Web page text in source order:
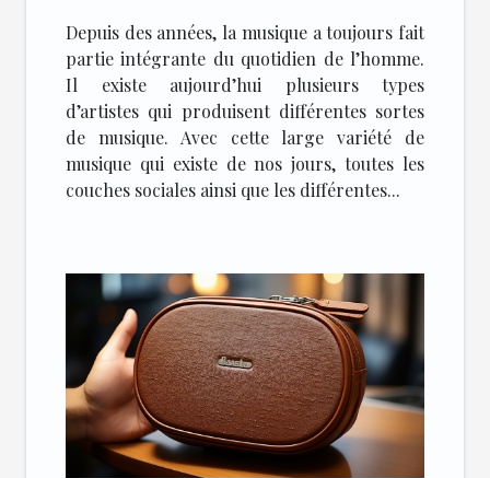
Depuis des années, la musique a toujours fait
partie intégrante du quotidien de l’homme.
Il existe aujourd’hui plusieurs types
d’artistes qui produisent différentes sortes
de musique. Avec cette large variété de
musique qui existe de nos jours, toutes les
couches sociales ainsi que les différentes...